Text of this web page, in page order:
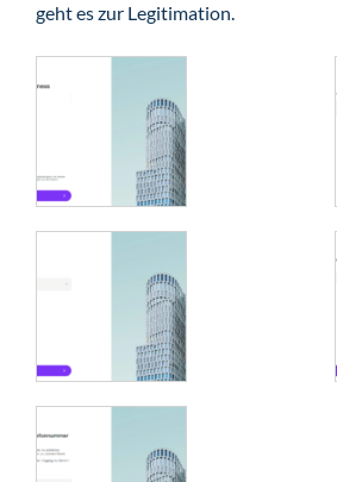
geht es zur Legitimation.